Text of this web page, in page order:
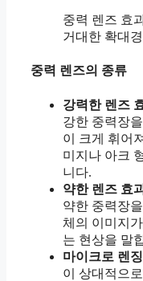
중력 렌즈 효
거대한 확대경
중력 렌즈의 종류
강력한 렌즈
강한 중력장
이 크게 휘어
미지나 아크
니다.
약한 렌즈 효
약한 중력장
체의 이미지
는 현상을 말
마이크로 렌
이 상대적으